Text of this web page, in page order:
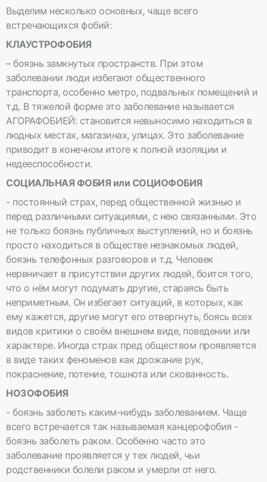
Выделим несколько основных, чаще всего
встречающихся фобий:
КЛАУСТРОФОБИЯ
– боязнь замкнутых пространств. При этом
заболевании люди избегают общественного
транспорта, особенно метро, подвальных помещений и
т.д. В тяжелой форме это заболевание называется
АГОРАФОБИЕЙ: становится невыносимо находиться в
людных местах, магазинах, улицах. Это заболевание
приводит в конечном итоге к полной изоляции и
недееспособности.
СОЦИАЛЬНАЯ ФОБИЯ или СОЦИОФОБИЯ
- постоянный страх, перед общественной жизнью и
перед различными ситуациями, с нею связанными. Это
не только боязнь публичных выступлений, но и боязнь
просто находиться в обществе незнакомых людей,
боязнь телефонных разговоров и т.д. Человек
нервничает в присутствии других людей, боится того,
что о нём могут подумать другие, стараясь быть
неприметным. Он избегает ситуаций, в которых, как
ему кажется, другие могут его отвергнуть, боясь всех
видов критики о своём внешнем виде, поведении или
характере. Иногда страх пред обществом проявляется
в виде таких феноменов как дрожание рук,
покраснение, потение, тошнота или скованность.
НОЗОФОБИЯ
- боязнь заболеть каким-нибудь заболеванием. Чаще
всего встречается так называемая канцерофобия -
боязнь заболеть раком. Особенно часто это
заболевание проявляется у тех людей, чьи
родственники болели раком и умерли от него.